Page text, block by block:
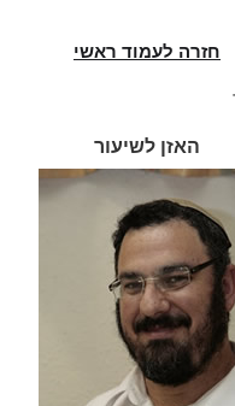
חזרה לעמוד ראשי
האזן לשיעור